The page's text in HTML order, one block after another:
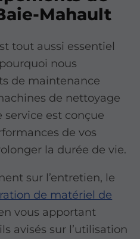
Mahault
tout aussi essentiel
nous
de maintenance
de nettoyage
est conçue
de vos
la durée de vie.
sur l’entretien, le
de matériel de
vous apportant
avisés sur l’utilisation